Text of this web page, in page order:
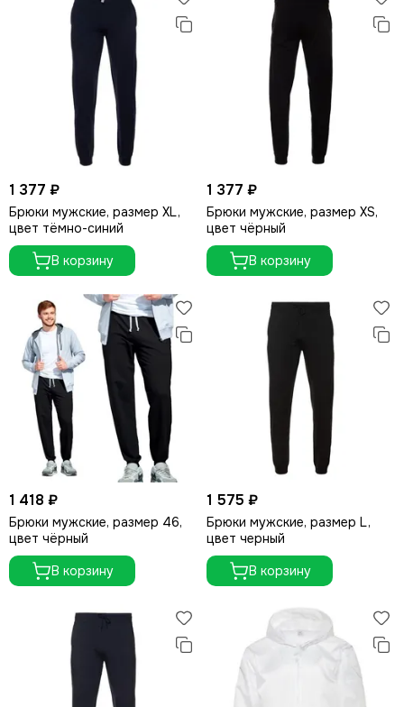
1 377 ₽
Брюки мужские, размер XL,
цвет тёмно-синий
В корзину
1 377 ₽
Брюки мужские, размер XS,
цвет чёрный
В корзину
1 418 ₽
Брюки мужские, размер 46,
цвет чёрный
В корзину
1 575 ₽
Брюки мужские, размер L,
цвет черный
В корзину